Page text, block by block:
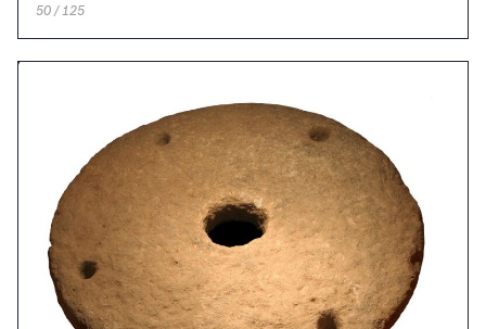
50 / 125